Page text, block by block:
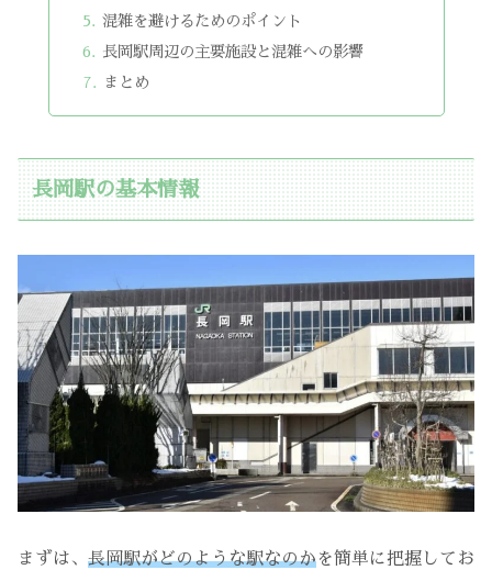
混雑を避けるためのポイント
長岡駅周辺の主要施設と混雑への影響
まとめ
長岡駅の基本情報
まずは、 長岡駅がどのような駅なのかを簡単に把握してお